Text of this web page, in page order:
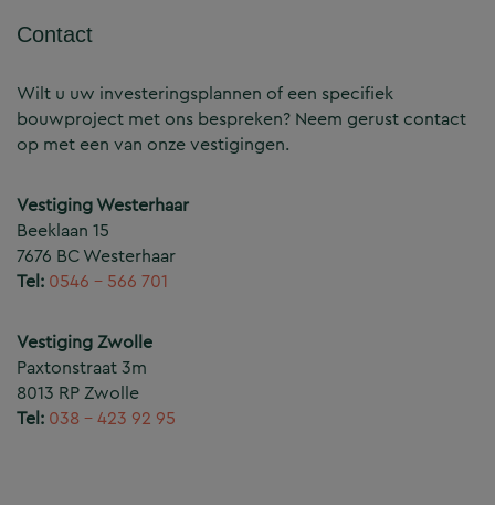
Contact
Wilt u uw investeringsplannen of een specifiek
bouwproject met ons bespreken? Neem gerust contact
op met een van onze vestigingen.
Vestiging Westerhaar
Beeklaan 15
7676 BC Westerhaar
Tel: 0546 – 566 701
Vestiging Zwolle
Paxtonstraat 3m
8013 RP Zwolle
Tel: 038 – 423 92 95